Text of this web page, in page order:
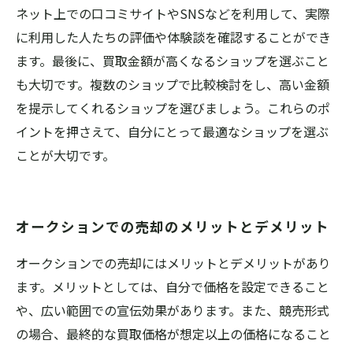
ネット上での口コミサイトやSNSなどを利用して、実際
に利用した人たちの評価や体験談を確認することができ
ます。最後に、買取金額が高くなるショップを選ぶこと
も大切です。複数のショップで比較検討をし、高い金額
を提示してくれるショップを選びましょう。これらのポ
イントを押さえて、自分にとって最適なショップを選ぶ
ことが大切です。
オークションでの売却のメリットとデメリット
オークションでの売却にはメリットとデメリットがあり
ます。メリットとしては、自分で価格を設定できること
や、広い範囲での宣伝効果があります。また、競売形式
の場合、最終的な買取価格が想定以上の価格になること